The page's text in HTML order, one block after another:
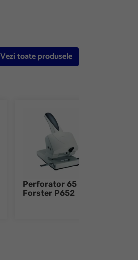
Vezi toate produsele
Perforator 65 coli
Forster P652